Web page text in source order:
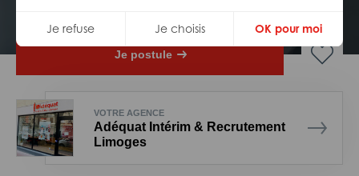
Je refuse Je choisis OK pour moi
Je postule
VOTRE AGENCE
Adéquat Intérim & Recrutement
Limoges